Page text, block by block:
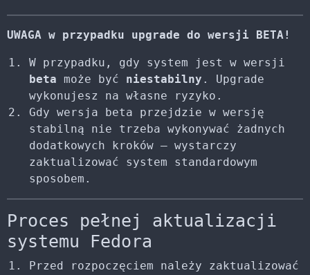
UWAGA w przypadku upgrade do wersji BETA!
W przypadku, gdy system jest w wersji
beta może być niestabilny . Upgrade
wykonujesz na własne ryzyko.
Gdy wersja beta przejdzie w wersję
stabilną nie trzeba wykonywać żadnych
dodatkowych kroków – wystarczy
zaktualizować system standardowym
sposobem.
Proces pełnej aktualizacji
systemu Fedora
Przed rozpoczęciem należy zaktualizować